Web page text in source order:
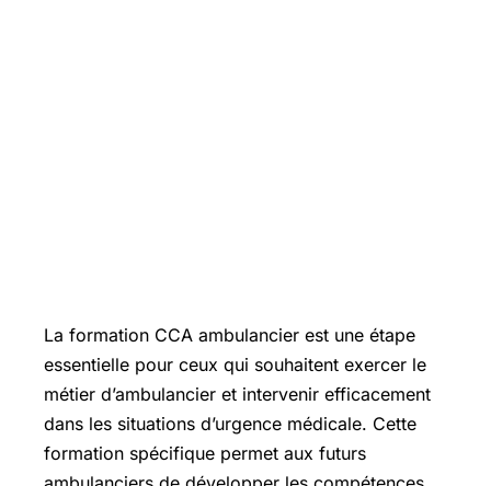
La formation CCA ambulancier est une étape
essentielle pour ceux qui souhaitent exercer le
métier d’ambulancier et intervenir efficacement
dans les situations d’urgence médicale. Cette
formation spécifique permet aux futurs